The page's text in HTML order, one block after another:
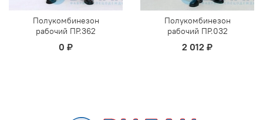
Полукомбинезон
рабочий ПР.362
0 ₽
Полукомбинезон
рабочий ПР.032
2 012 ₽